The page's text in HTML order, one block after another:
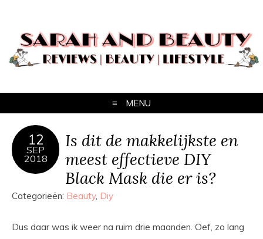
MENU
12
SEP
2018
Is dit de makkelijkste en
meest effectieve DIY
Black Mask die er is?
Categorieën: Beauty, Diy
Dus daar was ik weer na ruim drie maanden. Oef, zo lang